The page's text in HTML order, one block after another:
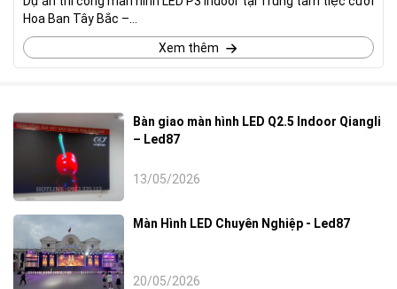
Hoa Ban Tây Bắc –...
Xem thêm
Bàn giao màn hình LED Q2.5 Indoor Qiangli
– Led87
13/05/2026
Màn Hình LED Chuyên Nghiệp - Led87
20/05/2026